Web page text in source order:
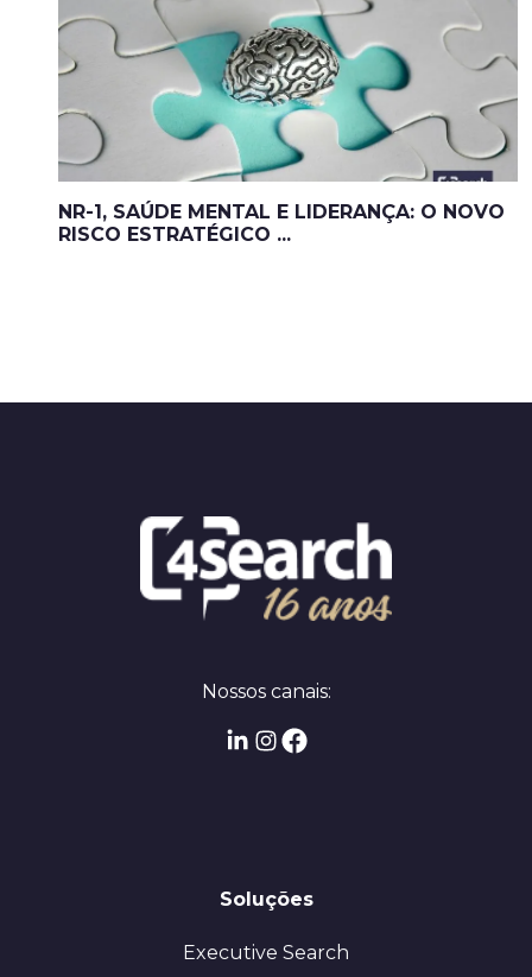
NR-1, SAÚDE MENTAL E LIDERANÇA: O NOVO
RISCO ESTRATÉGICO ...
Nossos canais:
Soluções
Executive Search